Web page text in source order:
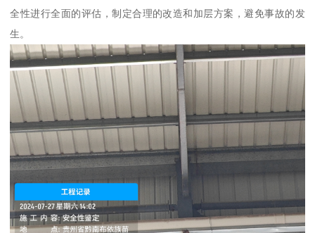
全性进行全面的评估，制定合理的改造和加层方案，避免事故的发
生。